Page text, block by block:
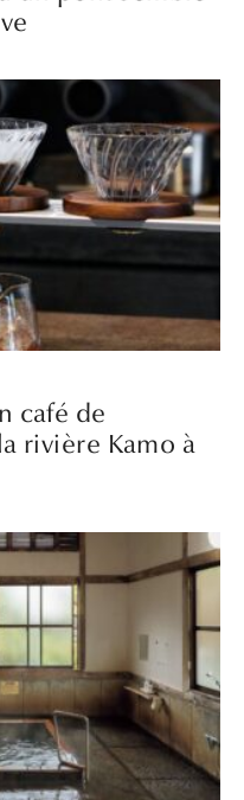
café de
rivière Kamo à